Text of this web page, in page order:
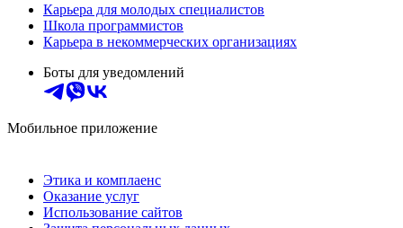
Карьера для молодых специалистов
Школа программистов
Карьера в некоммерческих организациях
Боты для уведомлений
Мобильное приложение
Этика и комплаенс
Оказание услуг
Использование сайтов